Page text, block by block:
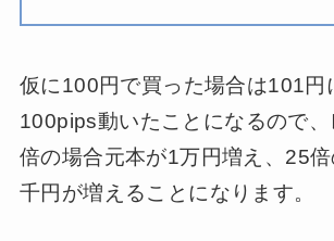
仮に100円で買った場合は101円
100pips動いたことになるので
倍の場合元本が1万円増え、25
千円が増えることになります。